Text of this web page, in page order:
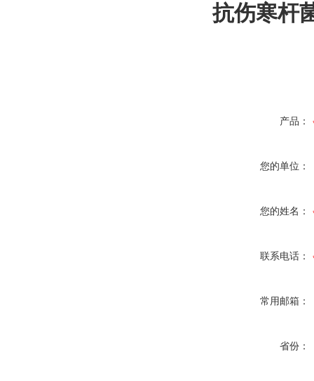
抗伤寒杆
产品：
您的单位：
您的姓名：
联系电话：
常用邮箱：
省份：